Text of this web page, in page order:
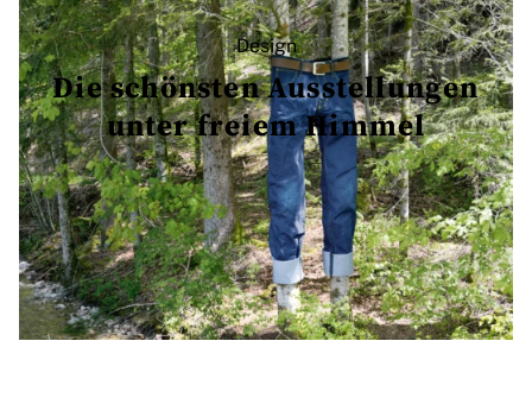
Design
Die schönsten Ausstellungen
unter freiem Himmel